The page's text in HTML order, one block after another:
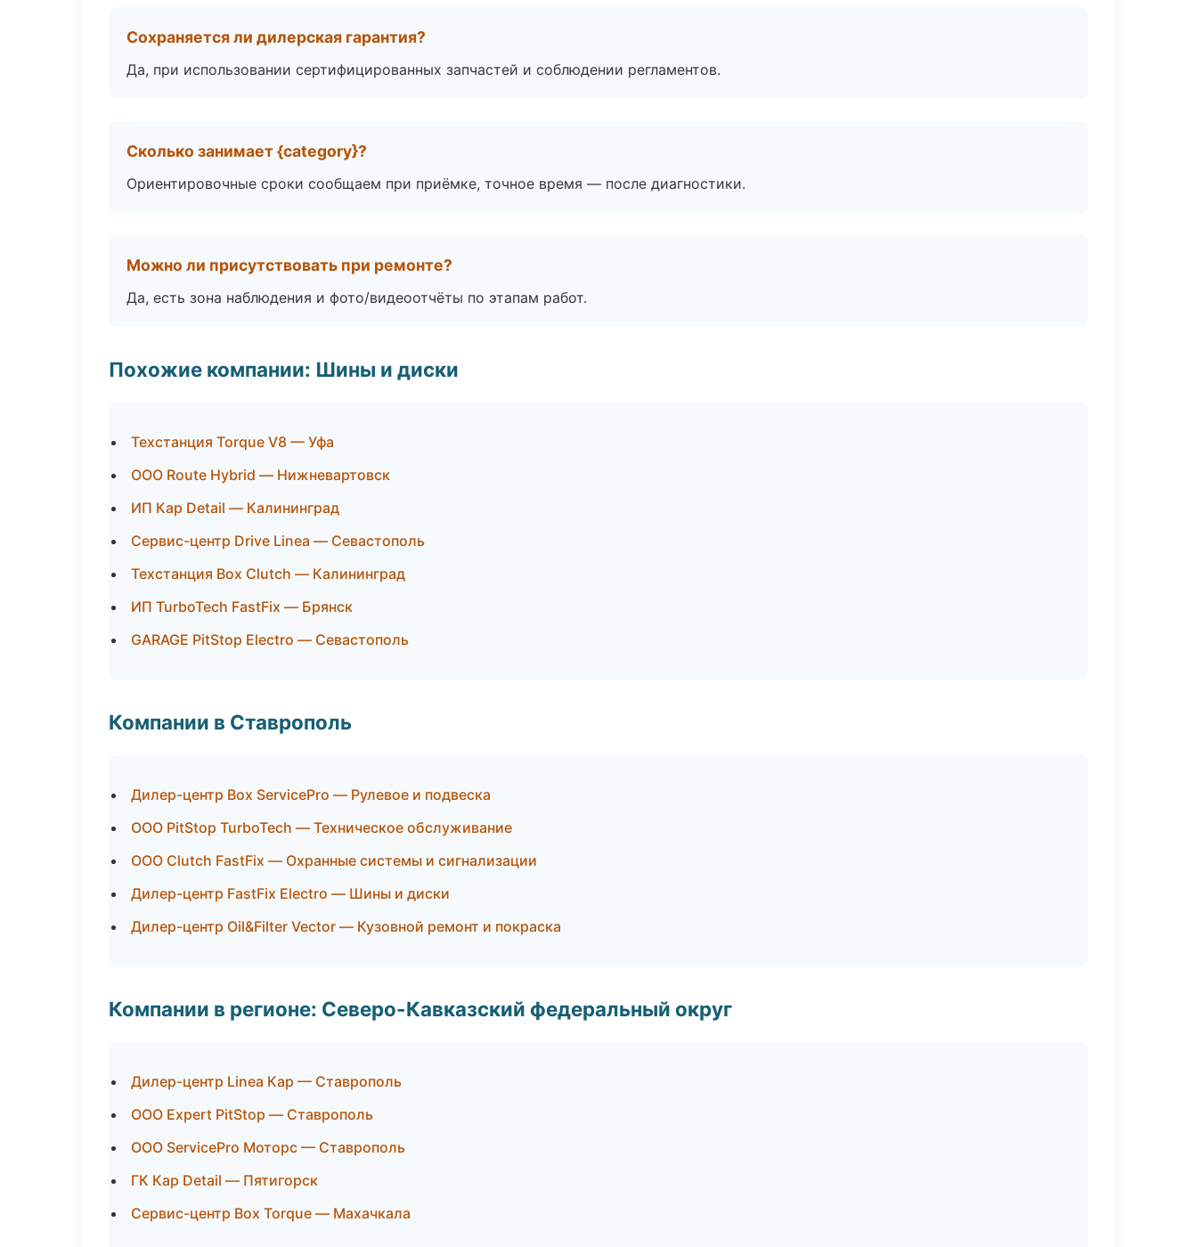
Сохраняется ли дилерская гарантия?
Да, при использовании сертифицированных запчастей и соблюдении регламентов.
Сколько занимает {category}?
Ориентировочные сроки сообщаем при приёмке, точное время — после диагностики.
Можно ли присутствовать при ремонте?
Да, есть зона наблюдения и фото/видеоотчёты по этапам работ.
Похожие компании: Шины и диски
Техстанция Torque V8 — Уфа
ООО Route Hybrid — Нижневартовск
ИП Кар Detail — Калининград
Сервис-центр Drive Linea — Севастополь
Техстанция Box Clutch — Калининград
ИП TurboTech FastFix — Брянск
GARAGE PitStop Electro — Севастополь
Компании в Ставрополь
Дилер-центр Box ServicePro — Рулевое и подвеска
ООО PitStop TurboTech — Техническое обслуживание
ООО Clutch FastFix — Охранные системы и сигнализации
Дилер-центр FastFix Electro — Шины и диски
Дилер-центр Oil&Filter Vector — Кузовной ремонт и покраска
Компании в регионе: Северо-Кавказский федеральный округ
Дилер-центр Linea Кар — Ставрополь
ООО Expert PitStop — Ставрополь
ООО ServicePro Моторс — Ставрополь
ГК Кар Detail — Пятигорск
Сервис-центр Box Torque — Махачкала